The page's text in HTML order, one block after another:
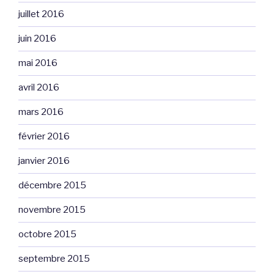
juillet 2016
juin 2016
mai 2016
avril 2016
mars 2016
février 2016
janvier 2016
décembre 2015
novembre 2015
octobre 2015
septembre 2015